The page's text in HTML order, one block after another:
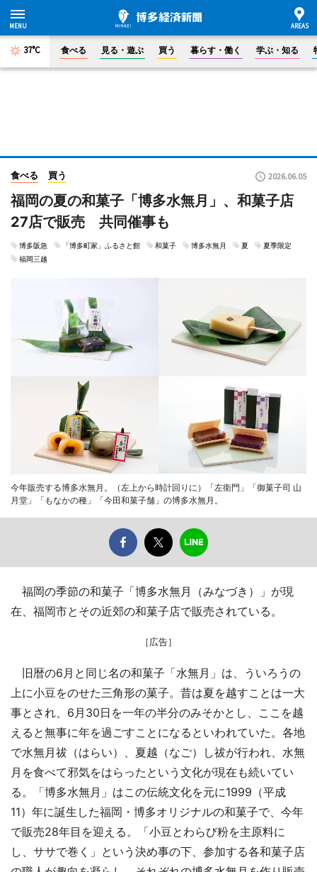
37°C 食べる 見る・遊ぶ 買う 暮らす・働く 学ぶ・知る
食べる 買う 2026.06.05
福岡の夏の和菓子「博多水無月」、和菓子店
27店で販売 共同催事も
博多阪急 「博多町家」ふるさと館 和菓子 博多水無月 夏
夏季限定
福岡三越
今年販売する博多水無月。（左上から時計回りに）「左衛門」「御菓子司 山
月堂」「もなかの種」「今田和菓子舗」の博多水無月。
福岡の季節の和菓子「博多水無月（みなづき）」が現
在、福岡市とその近郊の和菓子店で販売されている。
［広告］
旧暦の6月と同じ名の和菓子「水無月」は、ういろうの
上に小豆をのせた三角形の菓子。昔は夏を越すことは一大
事とされ、6月30日を一年の半分のみそかとし、ここを越
えると無事に年を過ごすことになるといわれていた。各地
で水無月祓（はらい）、夏越（なご）し祓が行われ、水無
月を食べて邪気をはらったという文化が現在も続いてい
る。「博多水無月」はこの伝統文化を元に1999（平成
11）年に誕生した福岡・博多オリジナルの和菓子で、今年
で販売28年目を迎える。「小豆とわらび粉を主原料に
し、ササで巻く」という決め事の下、参加する各和菓子店